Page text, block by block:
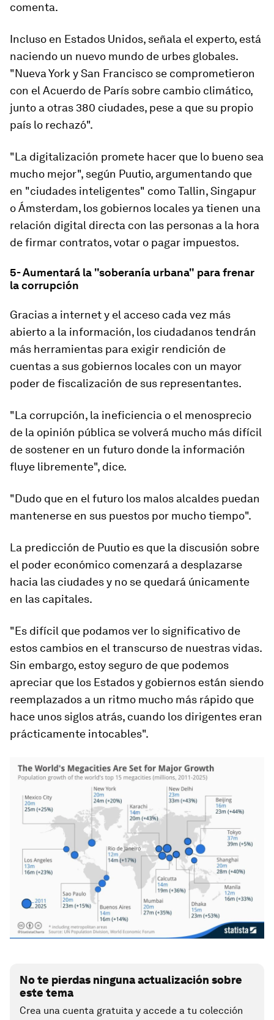
comenta.
Incluso en Estados Unidos, señala el experto, está
naciendo un nuevo mundo de urbes globales.
"Nueva York y San Francisco se comprometieron
con el Acuerdo de París sobre cambio climático,
junto a otras 380 ciudades, pese a que su propio
país lo rechazó".
"La digitalización promete hacer que lo bueno sea
mucho mejor", según Puutio, argumentando que
en "ciudades inteligentes" como Tallin, Singapur
o Ámsterdam, los gobiernos locales ya tienen una
relación digital directa con las personas a la hora
de firmar contratos, votar o pagar impuestos.
5- Aumentará la "soberanía urbana" para frenar
la corrupción
Gracias a internet y el acceso cada vez más
abierto a la información, los ciudadanos tendrán
más herramientas para exigir rendición de
cuentas a sus gobiernos locales con un mayor
poder de fiscalización de sus representantes.
"La corrupción, la ineficiencia o el menosprecio
de la opinión pública se volverá mucho más difícil
de sostener en un futuro donde la información
fluye libremente", dice.
"Dudo que en el futuro los malos alcaldes puedan
mantenerse en sus puestos por mucho tiempo".
La predicción de Puutio es que la discusión sobre
el poder económico comenzará a desplazarse
hacia las ciudadesy no se quedará únicamente
en las capitales.
"Es difícil que podamos ver lo significativo de
estos cambios en el transcurso de nuestras vidas.
Sin embargo, estoy seguro de que podemos
apreciar que los Estados y gobiernos están siendo
reemplazados a un ritmo mucho más rápido que
hace unos siglos atrás, cuando los dirigentes eran
prácticamente intocables".
No te pierdas ninguna actualización sobre
este tema
Crea una cuenta gratuita y accede a tu colección